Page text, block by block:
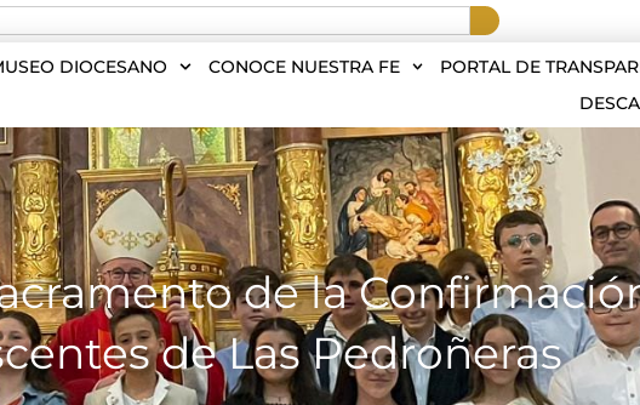
DIOCESANO CONOCE NUESTRA FE PORTAL DE
de la
de Las Pedroñeras